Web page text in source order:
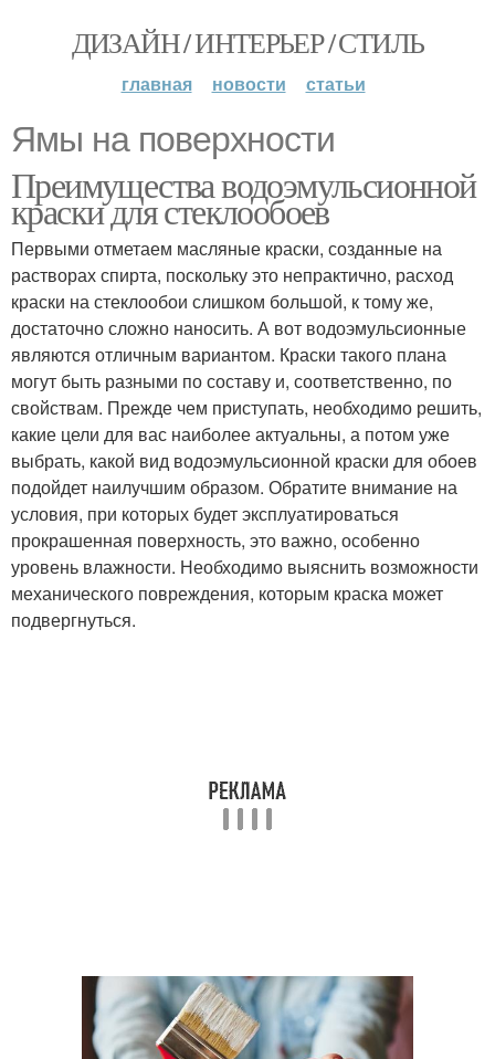
ДИЗАЙН / ИНТЕРЬЕР / СТИЛЬ
главная новости статьи
Ямы на поверхности
Преимущества водоэмульсионной
краски для стеклообоев
Первыми отметаем масляные краски, созданные на
растворах спирта, поскольку это непрактично, расход
краски на стеклообои слишком большой, к тому же,
достаточно сложно наносить. А вот водоэмульсионные
являются отличным вариантом. Краски такого плана
могут быть разными по составу и, соответственно, по
свойствам. Прежде чем приступать, необходимо решить,
какие цели для вас наиболее актуальны, а потом уже
выбрать, какой вид водоэмульсионной краски для обоев
подойдет наилучшим образом. Обратите внимание на
условия, при которых будет эксплуатироваться
прокрашенная поверхность, это важно, особенно
уровень влажности. Необходимо выяснить возможности
механического повреждения, которым краска может
подвергнуться.